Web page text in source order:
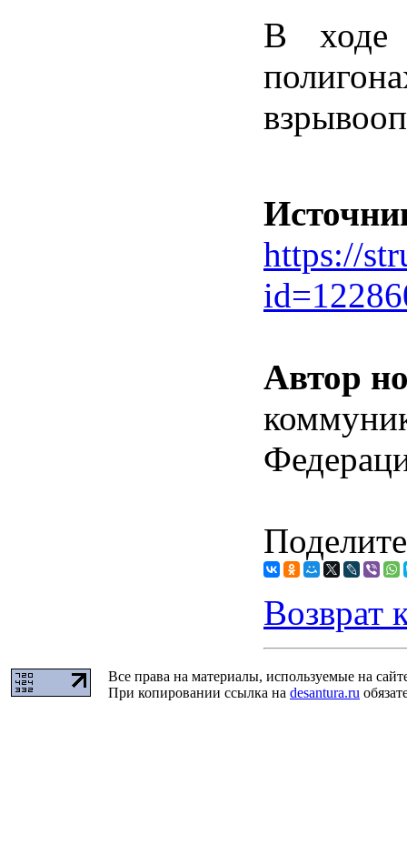
В ходе
https://
Автор
Возврат
Все права на материалы, используемые на
При копировании ссылка на desantura.ru